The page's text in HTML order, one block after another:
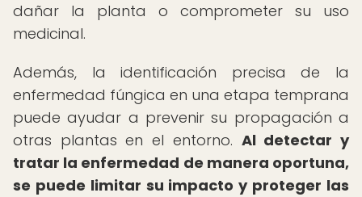
dañar la planta o comprometer su uso
medicinal.
Además, la identificación precisa de la
enfermedad fúngica en una etapa temprana
puede ayudar a prevenir su propagación a
otras plantas en el entorno. Al detectar y
tratar la enfermedad de manera oportuna,
se puede limitar su impacto y proteger las